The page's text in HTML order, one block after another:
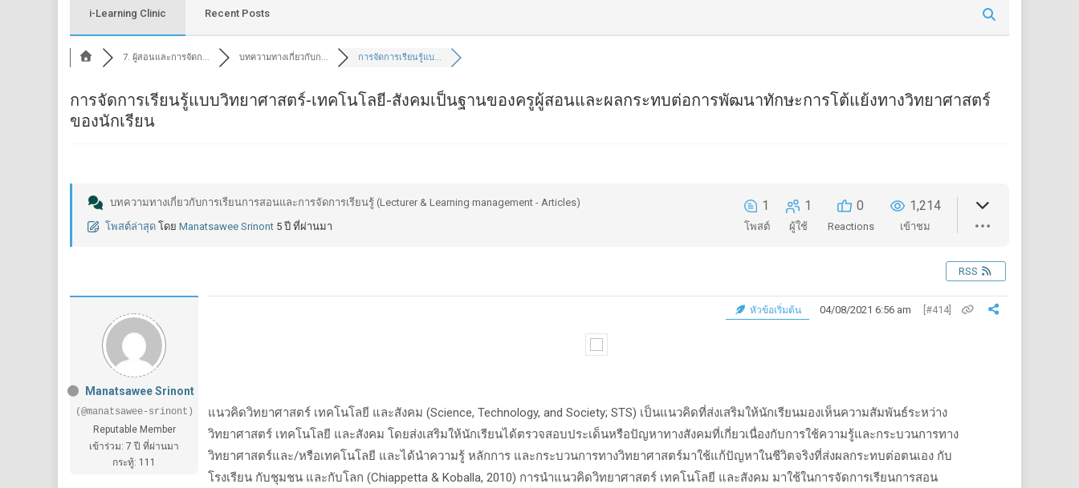
i-Learning Clinic Recent Posts
7. ผู้สอนและการจัดก... บทความทางเกี่ยวกับก... การจัดการเรียนรู้แบ...
การจัดการเรียนรู้แบบวิทยาศาสตร์-เทคโนโลยี-สังคมเป็นฐานของครูผู้สอนและผลกระทบต่อการพัฒนาทักษะการโต้แย้งทางวิทยาศาสตร์
ของนักเรียน
บทความทางเกี่ยวกับการเรียนการสอนและการจัดการเรียนรู้ (Lecturer & Learning management - Articles)
โพสต์ล่าสุด โดย Manatsawee Srinont 5 ปี ที่ผ่านมา
1
โพสต์
1
ผู้ใช้
0
Reactions
1,214
เข้าชม
RSS
Manatsawee Srinont
(@manatsawee-srinont)
Reputable Member
เข้าร่วม: 7 ปี ที่ผ่านมา
กระทู้: 111
หัวข้อเริ่มต้น 04/08/2021 6:56 am [#414]
แนวคิดวิทยาศาสตร์ เทคโนโลยี และสังคม (Science, Technology, and Society; STS) เป็นแนวคิดที่ส่งเสริมให้นักเรียนมองเห็นความสัมพันธ์ระหว่าง
วิทยาศาสตร์ เทคโนโลยี และสังคม โดยส่งเสริมให้นักเรียนได้ตรวจสอบประเด็นหรือปัญหาทางสังคมที่เกี่ยวเนื่องกับการใช้ความรู้และกระบวนการทาง
วิทยาศาสตร์และ/หรือเทคโนโลยี และได้นำความรู้ หลักการ และกระบวนการทางวิทยาศาสตร์มาใช้แก้ปัญหาในชีวิตจริงที่ส่งผลกระทบต่อตนเอง กับ
โรงเรียน กับชุมชน และกับโลก (Chiappetta & Koballa, 2010) การนำแนวคิดวิทยาศาสตร์ เทคโนโลยี และสังคม มาใช้ในการจัดการเรียนการสอน